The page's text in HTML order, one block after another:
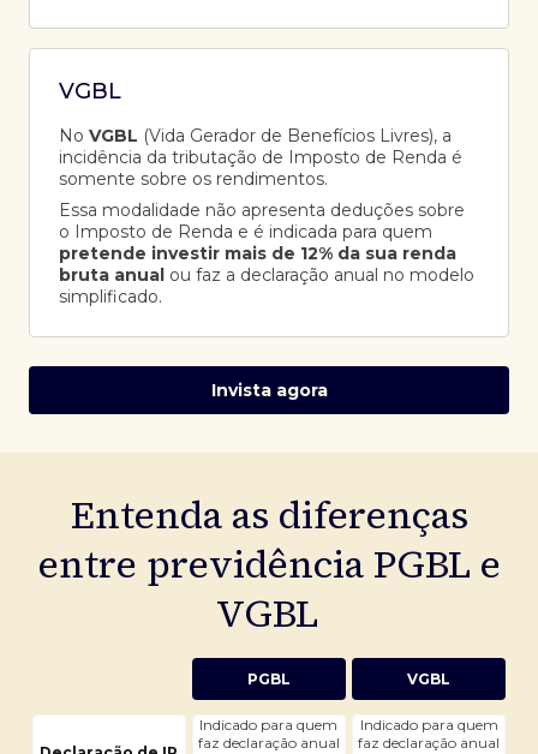
VGBL
No VGBL (Vida Gerador de Benefícios Livres), a
incidência da tributação de Imposto de Renda é
somente sobre os rendimentos.
Essa modalidade não apresenta deduções sobre
o Imposto de Renda e é indicada para quem
pretende investir mais de 12% da sua renda
bruta anual ou faz a declaração anual no modelo
simplificado.
Invista agora
Entenda as diferenças
entre previdência PGBL e
VGBL
PGBL VGBL
Indicado para quem
faz declaração anual
Indicado para quem
faz declaração anual